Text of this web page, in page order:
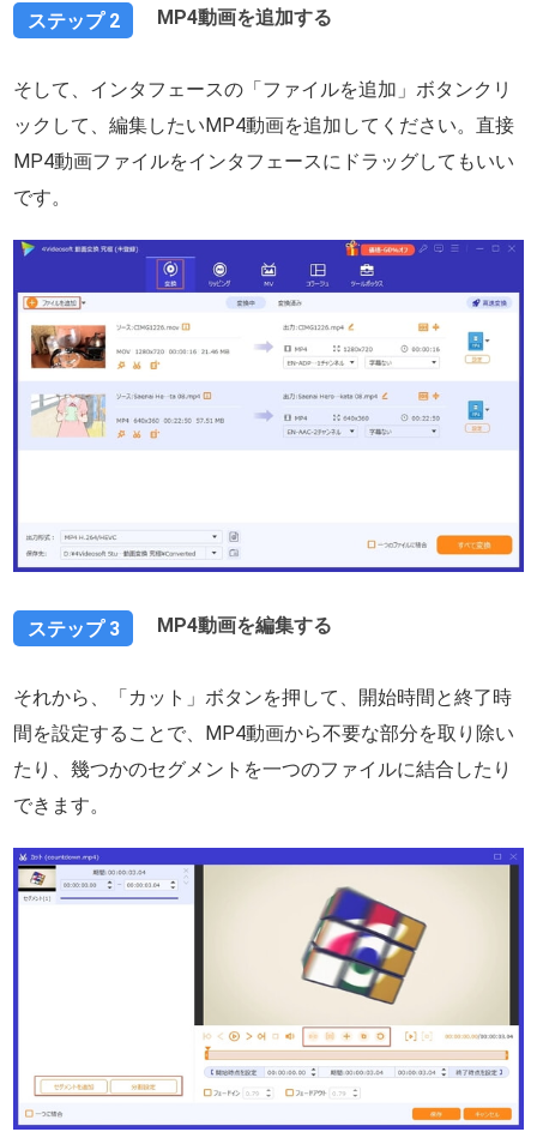
ステップ 2 MP4動画を追加する
そして、インタフェースの「ファイルを追加」ボタンクリ
ックして、編集したいMP4動画を追加してください。直接
MP4動画ファイルをインタフェースにドラッグしてもいい
です。
ステップ 3 MP4動画を編集する
それから、「カット」ボタンを押して、開始時間と終了時
間を設定することで、MP4動画から不要な部分を取り除い
たり、幾つかのセグメントを一つのファイルに結合したり
できます。